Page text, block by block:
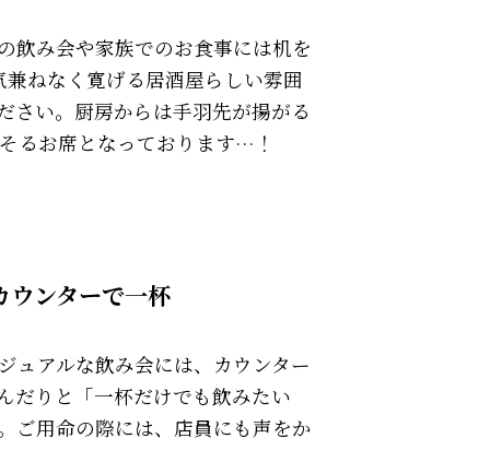
飲み会や家族でのお食事には机を
ねなく寛げる居酒屋らしい雰囲
さい。厨房からは手羽先が揚がる
るお席となっております…！
ウンターで一杯
ュアルな飲み会には、カウンター
だりと「一杯だけでも飲みたい
ご用命の際には、店員にも声をか